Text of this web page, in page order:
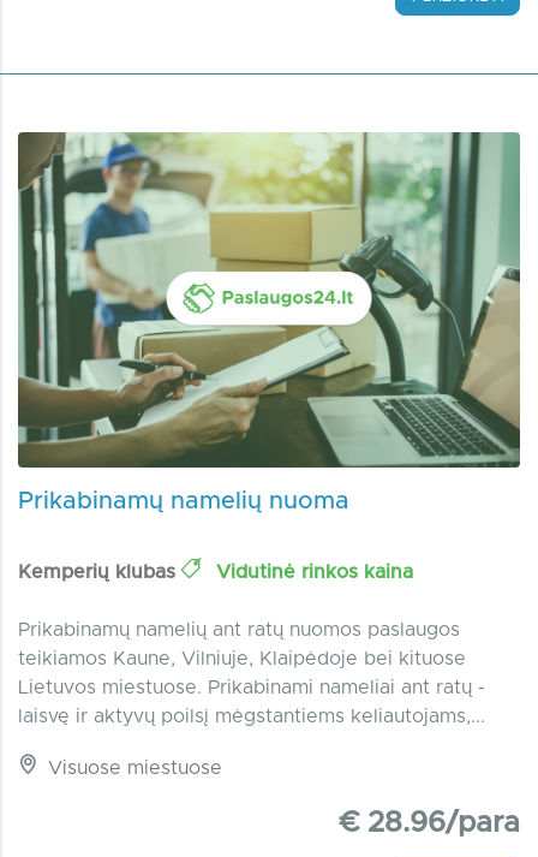
Prikabinamų namelių nuoma
Kemperių klubas Vidutinė rinkos kaina
Prikabinamų namelių ant ratų nuomos paslaugos
teikiamos Kaune, Vilniuje, Klaipėdoje bei kituose
Lietuvos miestuose. Prikabinami nameliai ant ratų -
laisvę ir aktyvų poilsį mėgstantiems keliautojams,...
Visuose miestuose
€ 28.96/para